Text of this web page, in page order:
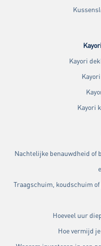
Kayori
Kayori
Nachtelijke benauwdheid of
Traagschuim, koudschuim
Hoeveel uur
Hoe vermijd